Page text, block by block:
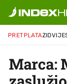
PRETPLATAZID
Marca: